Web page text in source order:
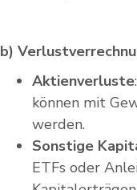
b)
Aktienverluste
können mit
werden.
Sonstige
ETFs oder